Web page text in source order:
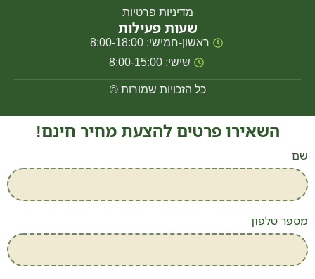
מדיניות פרטיות
שעות פעילות
ראשון-חמישי: 8:00-18:00
שישי: 8:00-15:00
כל הזכויות שמורות ©
השאירו פרטים להצעת מחיר חינם!
שם
מספר טלפון